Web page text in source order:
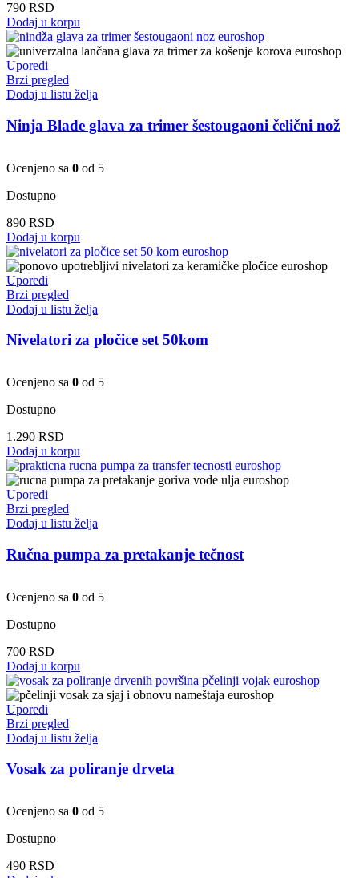
790 RSD
Dodaj u korpu
Uporedi
Brzi pregled
Dodaj u listu želja
Ninja Blade glava za trimer šestougaoni čelični nož
Ocenjeno sa 0 od 5
Dostupno
890 RSD
Dodaj u korpu
Uporedi
Brzi pregled
Dodaj u listu želja
Nivelatori za pločice set 50kom
Ocenjeno sa 0 od 5
Dostupno
1.290 RSD
Dodaj u korpu
Uporedi
Brzi pregled
Dodaj u listu želja
Ručna pumpa za pretakanje tečnost
Ocenjeno sa 0 od 5
Dostupno
700 RSD
Dodaj u korpu
Uporedi
Brzi pregled
Dodaj u listu želja
Vosak za poliranje drveta
Ocenjeno sa 0 od 5
Dostupno
490 RSD